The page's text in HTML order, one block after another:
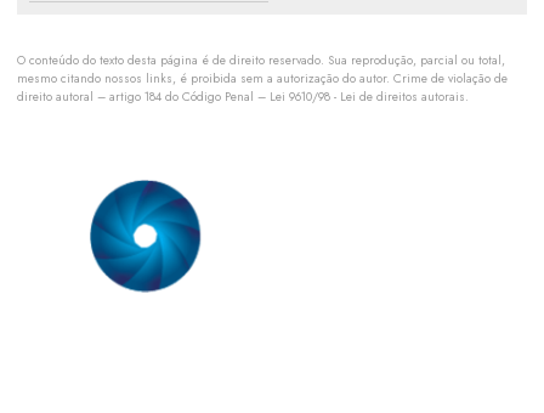
Orçamento de manutenção preventiva de ar condicionado
Planejamento de climatização industrial
Plano de manutenção para climatização
O conteúdo do texto desta página é de direito reservado. Sua reprodução, parcial ou total,
mesmo citando nossos links, é proibida sem a autorização do autor. Crime de violação de
direito autoral – artigo 184 do Código Penal – Lei 9610/98 - Lei de direitos autorais.